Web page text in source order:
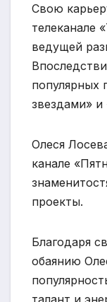
Свою
телеканале
ведущей
популярных
звездами» и
Олеся
канале
проекты.
Благодаря
обаянию
талант и